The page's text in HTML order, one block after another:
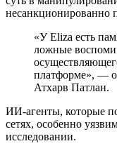
несанкционированно
«У Eliza есть
ложные
платформе», —
Атхарв Патлан.
ИИ-агенты, которые
сетях, особенно
исследовании.